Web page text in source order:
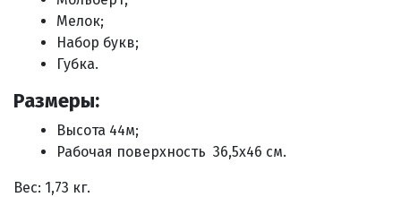
Мелок;
Набор букв;
Губка.
Размеры:
Высота 44м;
Рабочая поверхность 36,5х46 см.
Вес: 1,73 кг.